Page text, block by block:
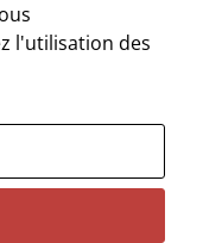
l'utilisation des